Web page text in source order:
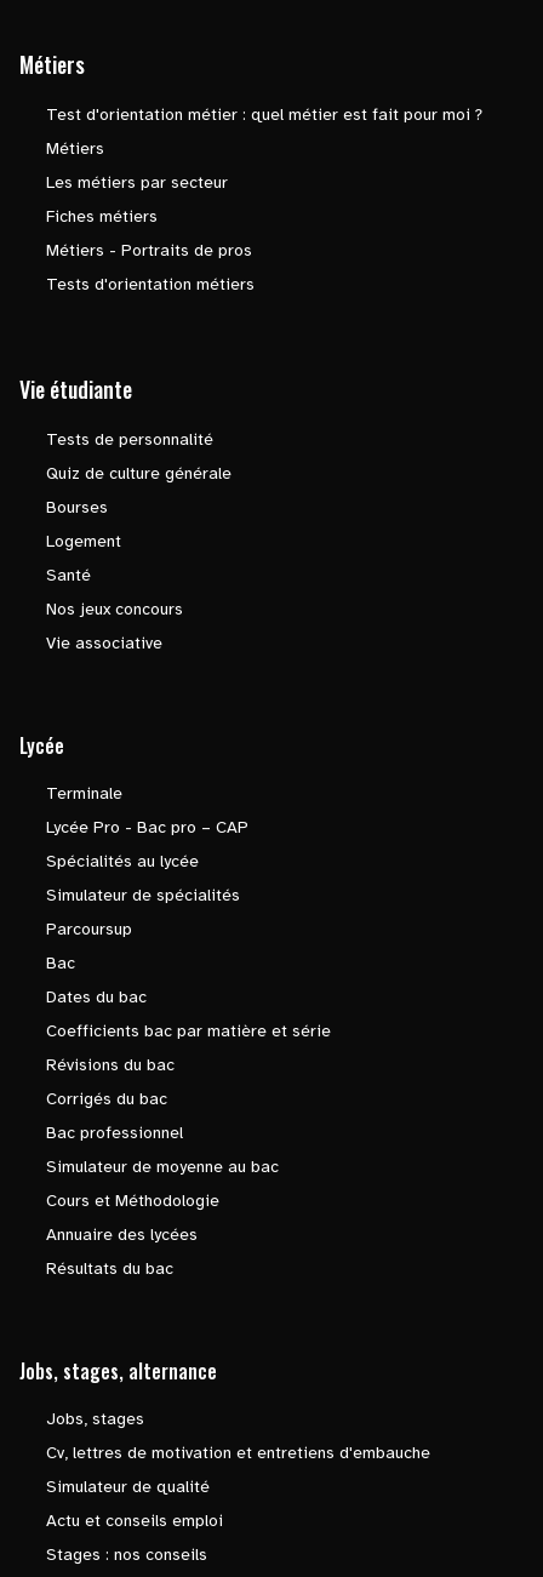
Métiers
Test d'orientation métier : quel métier est fait pour moi ?
Métiers
Les métiers par secteur
Fiches métiers
Métiers - Portraits de pros
Tests d'orientation métiers
Vie étudiante
Tests de personnalité
Quiz de culture générale
Bourses
Logement
Santé
Nos jeux concours
Vie associative
Lycée
Terminale
Lycée Pro - Bac pro – CAP
Spécialités au lycée
Simulateur de spécialités
Parcoursup
Bac
Dates du bac
Coefficients bac par matière et série
Révisions du bac
Corrigés du bac
Bac professionnel
Simulateur de moyenne au bac
Cours et Méthodologie
Annuaire des lycées
Résultats du bac
Jobs, stages, alternance
Jobs, stages
Cv, lettres de motivation et entretiens d'embauche
Simulateur de qualité
Actu et conseils emploi
Stages : nos conseils